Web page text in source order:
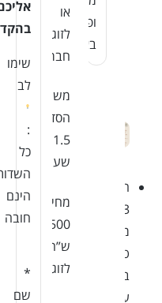
הכנת
3
מוצרים
טבעיים
בשילוב
עם
ופרחי
באך
או
לזוג
חברות
משך
הסדנה:
1.5
שעות
מחיר:
500
ש”ח
לזוג
שימו
לב
:
כל
הינם
חובה
*
שם